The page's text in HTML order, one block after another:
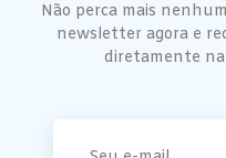
Não perca mais
newsletter agora e
diretamente